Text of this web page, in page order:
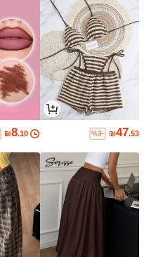
₪47.53
%3-
₪8.10